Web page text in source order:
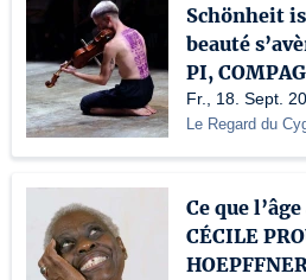
Schönheit
beauté
PI,
Fr., 18. Sept.
Le Regard du
Ce que
CÉCILE